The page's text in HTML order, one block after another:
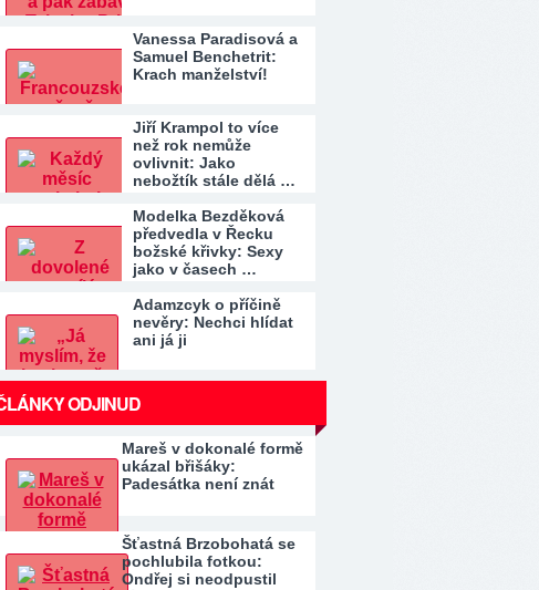
Vanessa Paradisová a
Samuel Benchetrit:
Krach manželství!
Jiří Krampol to více
než rok nemůže
ovlivnit: Jako
nebožtík stále dělá …
Modelka Bezděková
předvedla v Řecku
božské křivky: Sexy
jako v časech …
Adamzcyk o příčině
nevěry: Nechci hlídat
ani já ji
ODJINUD
Mareš v dokonalé formě
ukázal břišáky:
Padesátka není znát
Šťastná Brzobohatá se
pochlubila fotkou:
Ondřej si neodpustil